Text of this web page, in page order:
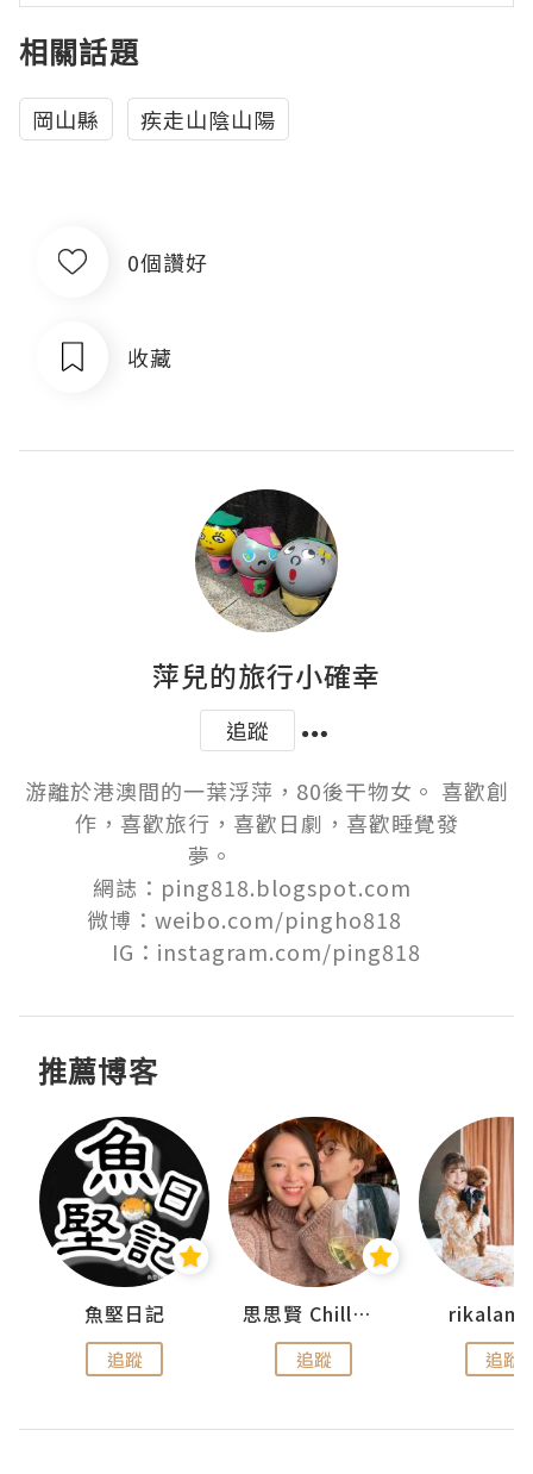
相關話題
岡山縣 疾走山陰山陽
0個讚好
收藏
萍兒的旅行小確幸
追蹤
游離於港澳間的一葉浮萍，80後干物女。 喜歡創
作，喜歡旅行，喜歡日劇，喜歡睡覺發
夢。
網誌：ping818.blogspot.com
微博：weibo.com/pingho818
IG：instagram.com/ping818
推薦博客
魚堅日記
追蹤
思思賢 ChillMyBabe
追蹤 追蹤